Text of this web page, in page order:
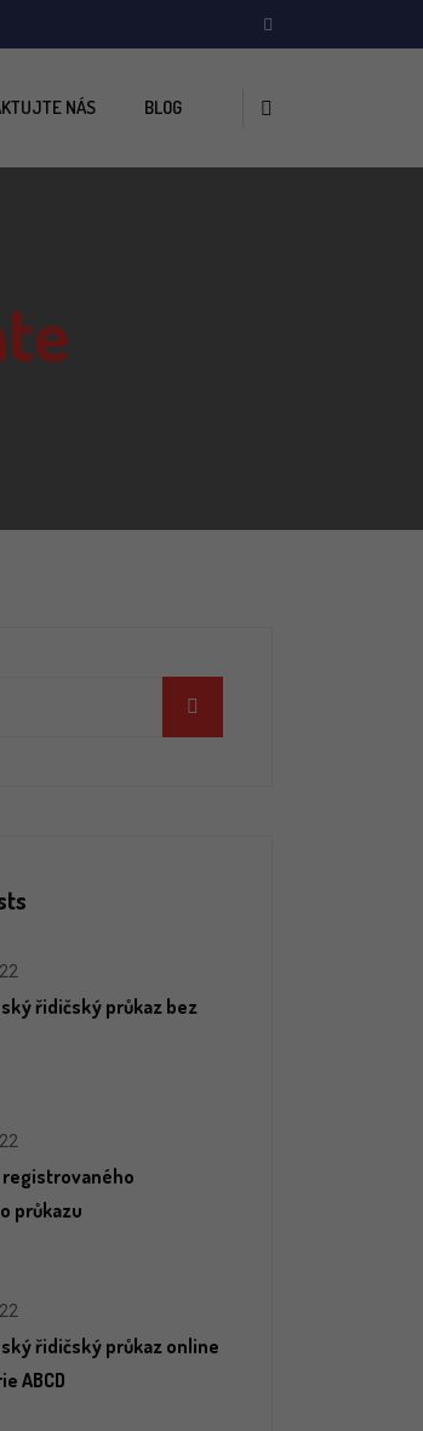
NÁS BLOG
řidičský průkaz bez
průkazu
řidičský průkaz online
ABCD